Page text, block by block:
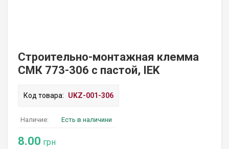
Строительно-монтажная клемма
СМК 773-306 с пастой, IEK
Код товара: UKZ-001-306
Наличие: Есть в наличини
8.00 грн